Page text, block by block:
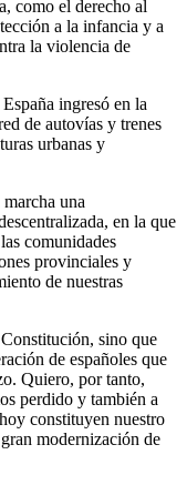
como el derecho al
a la infancia y a
la violencia de
ingresó en la
de autovías y trenes
urbanas y
una
en la que
comunidades
provinciales y
de nuestras
sino que
de españoles que
Quiero, por tanto,
perdido y también a
constituyen nuestro
modernización de